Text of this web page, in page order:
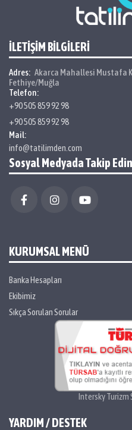
İLETİŞİM BİLGİLERİ
Adres: Akarca Mahallesi Mustafa
Fethiye/Muğla
Telefon:
+90 505 859 92 98
+90 505 859 92 98
Mail:
info@tatilimden.com
Sosyal Medyada Takip Edin
KURUMSAL MENÜ
Banka Hesapları
Ekibimiz
Sıkça Sorulan Sorular
Intersky Turizm
YARDIM / DESTEK